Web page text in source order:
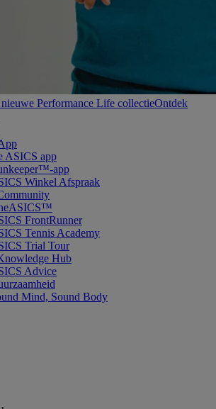
Performance Life collectieOntdek
ASICS app
app
Winkel Afspraak
FrontRunner
Tennis Academy
Trial Tour
Hub
Advice
Mind, Sound Body